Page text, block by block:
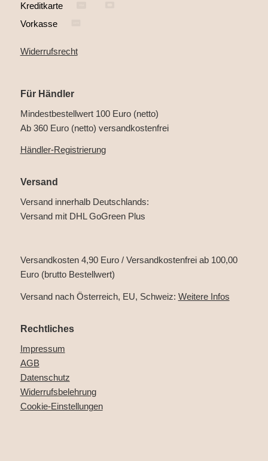
Kreditkarte
Vorkasse
Widerrufsrecht
Für Händler
Mindestbestellwert 100 Euro (netto)
Ab 360 Euro (netto) versandkostenfrei
Händler-Registrierung
Versand
Versand innerhalb Deutschlands:
Versand mit DHL GoGreen Plus
Versandkosten 4,90 Euro / Versandkostenfrei ab 100,00
Euro (brutto Bestellwert)
Versand nach Österreich, EU, Schweiz: Weitere Infos
Rechtliches
Impressum
AGB
Datenschutz
Widerrufsbelehrung
Cookie-Einstellungen